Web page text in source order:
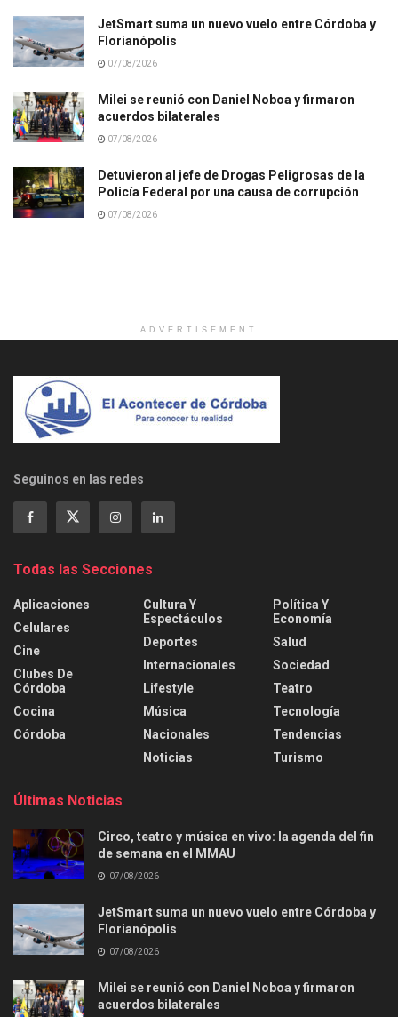
JetSmart suma un nuevo vuelo entre Córdoba y
Florianópolis
07/08/2026
Milei se reunió con Daniel Noboa y firmaron
acuerdos bilaterales
07/08/2026
Detuvieron al jefe de Drogas Peligrosas de la
Policía Federal por una causa de corrupción
07/08/2026
ADVERTISEMENT
Seguinos en las redes
Todas las Secciones
Aplicaciones
Celulares
Cine
Clubes De
Córdoba
Cocina
Córdoba
Cultura Y
Espectáculos
Deportes
Internacionales
Lifestyle
Música
Nacionales
Noticias
Política Y
Economía
Salud
Sociedad
Teatro
Tecnología
Tendencias
Turismo
Últimas Noticias
Circo, teatro y música en vivo: la agenda del fin
de semana en el MMAU
07/08/2026
JetSmart suma un nuevo vuelo entre Córdoba y
Florianópolis
07/08/2026
Milei se reunió con Daniel Noboa y firmaron
acuerdos bilaterales